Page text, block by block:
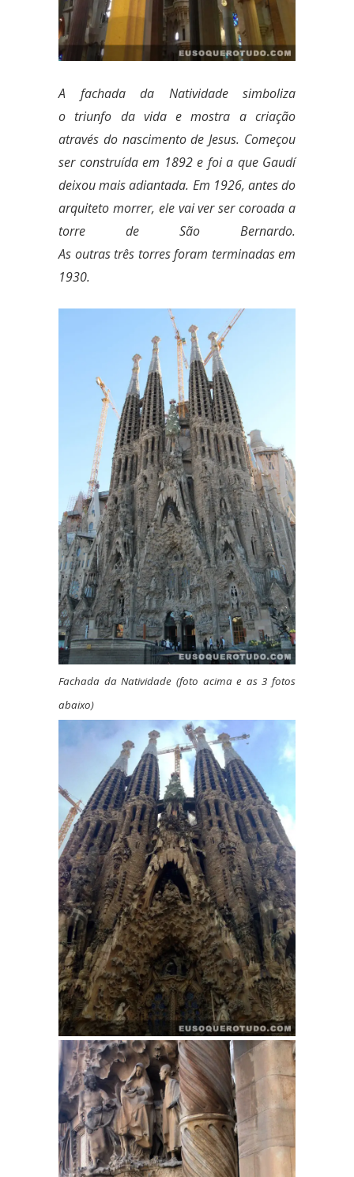
A fachada da Natividade simboliza
o triunfo da vida e mostra a criação
através do nascimento de Jesus. Começou
ser construída em 1892 e foi a que Gaudí
deixou mais adiantada. Em 1926, antes do
arquiteto morrer, ele vai ver ser coroada a
torre de São Bernardo.
As outras três torres foram terminadas em
1930.
Fachada da Natividade (foto acima e as 3 fotos
abaixo)